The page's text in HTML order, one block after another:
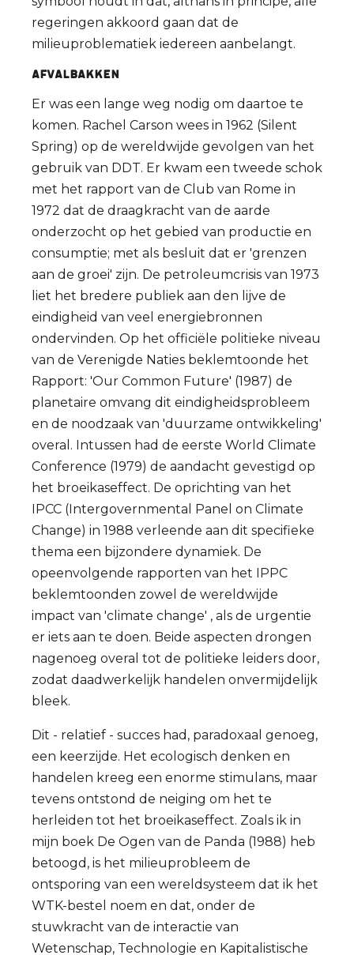
regeringen akkoord gaan dat de
milieuproblematiek iedereen aanbelangt.
Afvalbakken
Er was een lange weg nodig om daartoe te
komen. Rachel Carson wees in 1962 (Silent
Spring) op de wereldwijde gevolgen van het
gebruik van DDT. Er kwam een tweede schok
met het rapport van de Club van Rome in
1972 dat de draagkracht van de aarde
onderzocht op het gebied van productie en
consumptie; met als besluit dat er 'grenzen
aan de groei' zijn. De petroleumcrisis van 1973
liet het bredere publiek aan den lijve de
eindigheid van veel energiebronnen
ondervinden. Op het officiële politieke niveau
van de Verenigde Naties beklemtoonde het
Rapport: 'Our Common Future' (1987) de
planetaire omvang dit eindigheidsprobleem
en de noodzaak van 'duurzame ontwikkeling'
overal. Intussen had de eerste World Climate
Conference (1979) de aandacht gevestigd op
het broeikaseffect. De oprichting van het
IPCC (Intergovernmental Panel on Climate
Change) in 1988 verleende aan dit specifieke
thema een bijzondere dynamiek. De
opeenvolgende rapporten van het IPPC
beklemtoonden zowel de wereldwijde
impact van 'climate change' , als de urgentie
er iets aan te doen. Beide aspecten drongen
nagenoeg overal tot de politieke leiders door,
zodat daadwerkelijk handelen onvermijdelijk
bleek.
Dit - relatief - succes had, paradoxaal genoeg,
een keerzijde. Het ecologisch denken en
handelen kreeg een enorme stimulans, maar
tevens ontstond de neiging om het te
herleiden tot het broeikaseffect. Zoals ik in
mijn boek De Ogen van de Panda (1988) heb
betoogd, is het milieuprobleem de
ontsporing van een wereldsysteem dat ik het
WTK-bestel noem en dat, onder de
stuwkracht van de interactie van
Wetenschap, Technologie en Kapitalistische